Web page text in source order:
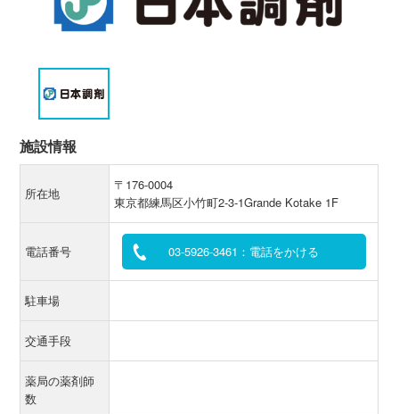
施設情報
所在地
〒176-0004
東京都練馬区小竹町2-3-1Grande Kotake 1F
電話番号 03-5926-3461：電話をかける
駐車場
交通手段
薬局の薬剤師
数